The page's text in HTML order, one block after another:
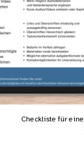
Checkliste für